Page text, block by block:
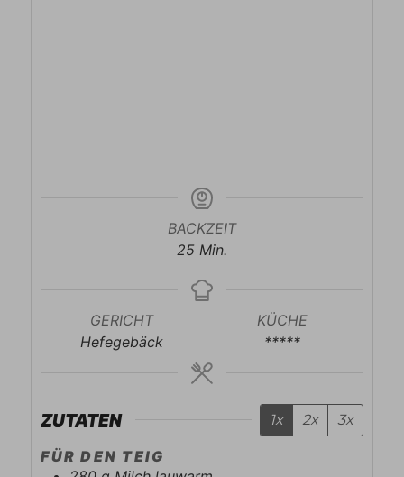
BACKZEIT
25Minuten
Min.
GERICHT
Hefegebäck
KÜCHE
*****
ZUTATEN 1x 2x 3x
FÜR DEN TEIG